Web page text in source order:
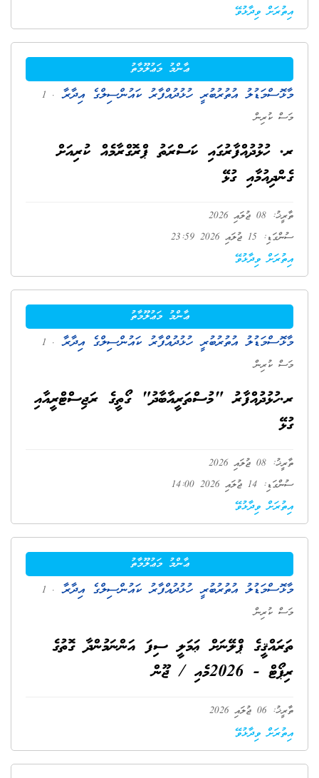
އިތުރަށް ވިދާޅުވޭ
ޢާންމު މަޢުލޫމާތު
މާޅޮސްމަޑުލު އުތުރުބުރީ ހުޅުދުއްފާރު ކައުންސިލްގެ އިދާރާ
. 1
މަސް ކުރިން
ރ. ހުޅުދުއްފާރުގައި ކަސްރަތު ޕްރޮގްރާމެއް ކުރިއަށް
ގެންދިއުމާއި ގުޅޭ
ތާރީޚު: 08 ޖުލައި 2026
ސުންގަޑި: 15 ޖުލައި 2026 23:59
އިތުރަށް ވިދާޅުވޭ
ޢާންމު މަޢުލޫމާތު
މާޅޮސްމަޑުލު އުތުރުބުރީ ހުޅުދުއްފާރު ކައުންސިލްގެ އިދާރާ
. 1
މަސް ކުރިން
ރ.ހުޅުދުއްފާރު "މުސްތަރީއާބާދު" ގޯތީގެ ރަޖިސްޓްރީއާއި
ގުޅޭ
ތާރީޚު: 08 ޖުލައި 2026
ސުންގަޑި: 14 ޖުލައި 2026 14:00
އިތުރަށް ވިދާޅުވޭ
ޢާންމު މަޢުލޫމާތު
މާޅޮސްމަޑުލު އުތުރުބުރީ ހުޅުދުއްފާރު ކައުންސިލްގެ އިދާރާ
. 1
މަސް ކުރިން
ތަރައްޤީގެ ޕްލޭނަށް ޢަމަލީ ސިފަ އަންނަމުންދާ ގޮތުގެ
ރިޕޯޓް - 2026މެއި / ޖޫން
ތާރީޚު: 06 ޖުލައި 2026
އިތުރަށް ވިދާޅުވޭ